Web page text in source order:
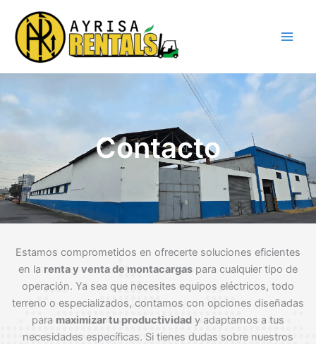
contenido
Contacto
Estamos comprometidos en ofrecerte soluciones eficientes
en la renta y venta de montacargas para cualquier tipo de
operación. Ya sea que necesites equipos eléctricos, todo
terreno o especializados, contamos con opciones diseñadas
para maximizar tu productividad y adaptarnos a tus
necesidades específicas. Si tienes dudas sobre nuestros